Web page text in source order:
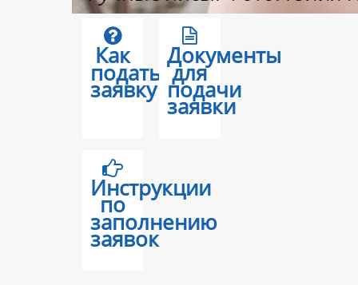
Как
подать
заявку
Документы
для
подачи
заявки
Инструкции
по
заполнению
заявок